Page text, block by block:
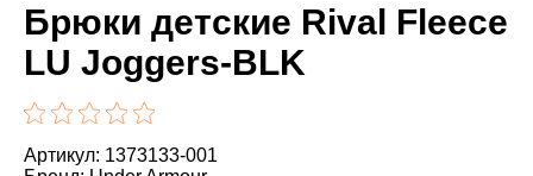
Брюки детские Rival Fleece
LU Joggers-BLK
Артикул: 1373133-001